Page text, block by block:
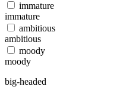
immature
immature
ambitious
ambitious
moody
moody
big-headed